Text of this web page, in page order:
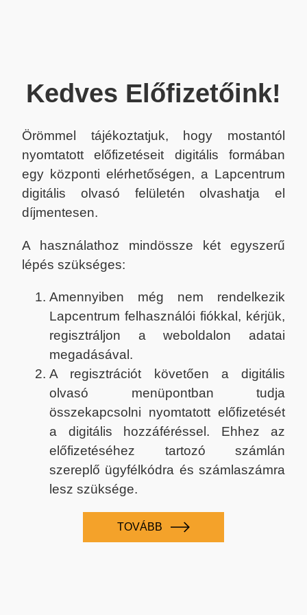
Kedves Előfizetőink!
Örömmel tájékoztatjuk, hogy mostantól
nyomtatott előfizetéseit digitális formában
egy központi elérhetőségen, a Lapcentrum
digitális olvasó felületén olvashatja el
díjmentesen.
A használathoz mindössze két egyszerű
lépés szükséges:
Amennyiben még nem rendelkezik
Lapcentrum felhasználói fiókkal, kérjük,
regisztráljon a weboldalon adatai
megadásával.
A regisztrációt követően a digitális
olvasó menüpontban tudja
összekapcsolni nyomtatott előfizetését
a digitális hozzáféréssel. Ehhez az
előfizetéséhez tartozó számlán
szereplő ügyfélkódra és számlaszámra
lesz szüksége.
TOVÁBB